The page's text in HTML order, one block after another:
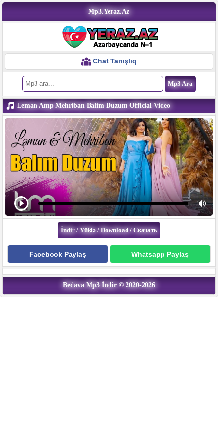
Mp3.Yeraz.Az
Chat Tanışlıq
Leman Amp Mehriban Balim Duzum Official Video
Facebook Paylaş Whatsapp Paylaş
Bedava Mp3 İndir © 2020-2026